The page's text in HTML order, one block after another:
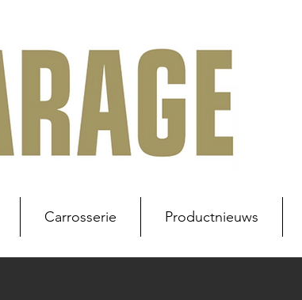
Carrosserie Productnieuws